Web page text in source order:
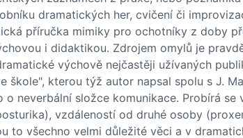
dramatických her, cvičení či
příručka mimiky pro ochotníky z doby
i didaktikou. Zdrojem omylů je
výchově nejčastěji užívaných
škole", kterou týž autor napsal spolu s J.
neverbální složce komunikace. Probírá se
vzdáleností od druhé osoby
to všechno velmi důležité věci a v